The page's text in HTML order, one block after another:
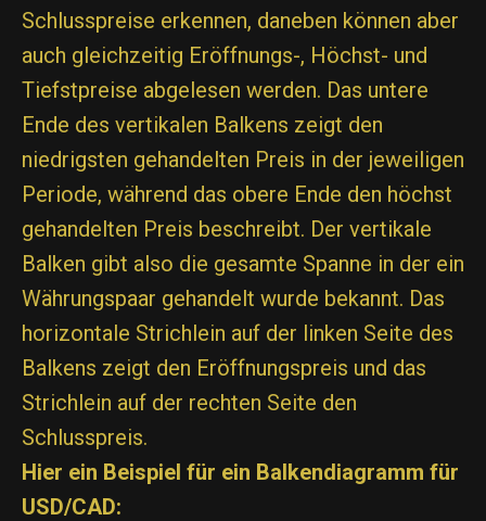
Schlusspreise erkennen, daneben können aber
auch gleichzeitig Eröffnungs-, Höchst- und
Tiefstpreise abgelesen werden. Das untere
Ende des vertikalen Balkens zeigt den
niedrigsten gehandelten Preis in der jeweiligen
Periode, während das obere Ende den höchst
gehandelten Preis beschreibt. Der vertikale
Balken gibt also die gesamte Spanne in der ein
Währungspaar gehandelt wurde bekannt. Das
horizontale Strichlein auf der linken Seite des
Balkens zeigt den Eröffnungspreis und das
Strichlein auf der rechten Seite den
Schlusspreis.
Hier ein Beispiel für ein Balkendiagramm für
USD/CAD: